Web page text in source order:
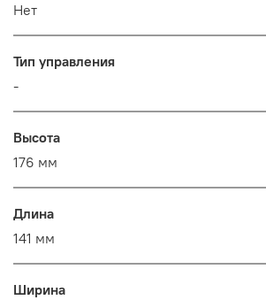
Нет
Тип управления
-
Высота
176 мм
Длина
141 мм
Ширина